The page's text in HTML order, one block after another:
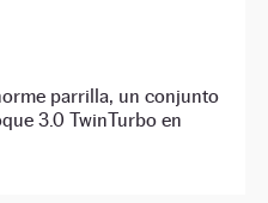
parrilla, un conjunto
3.0 TwinTurbo en